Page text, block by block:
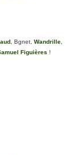
, Bgnet, Wandrille
Figuières !